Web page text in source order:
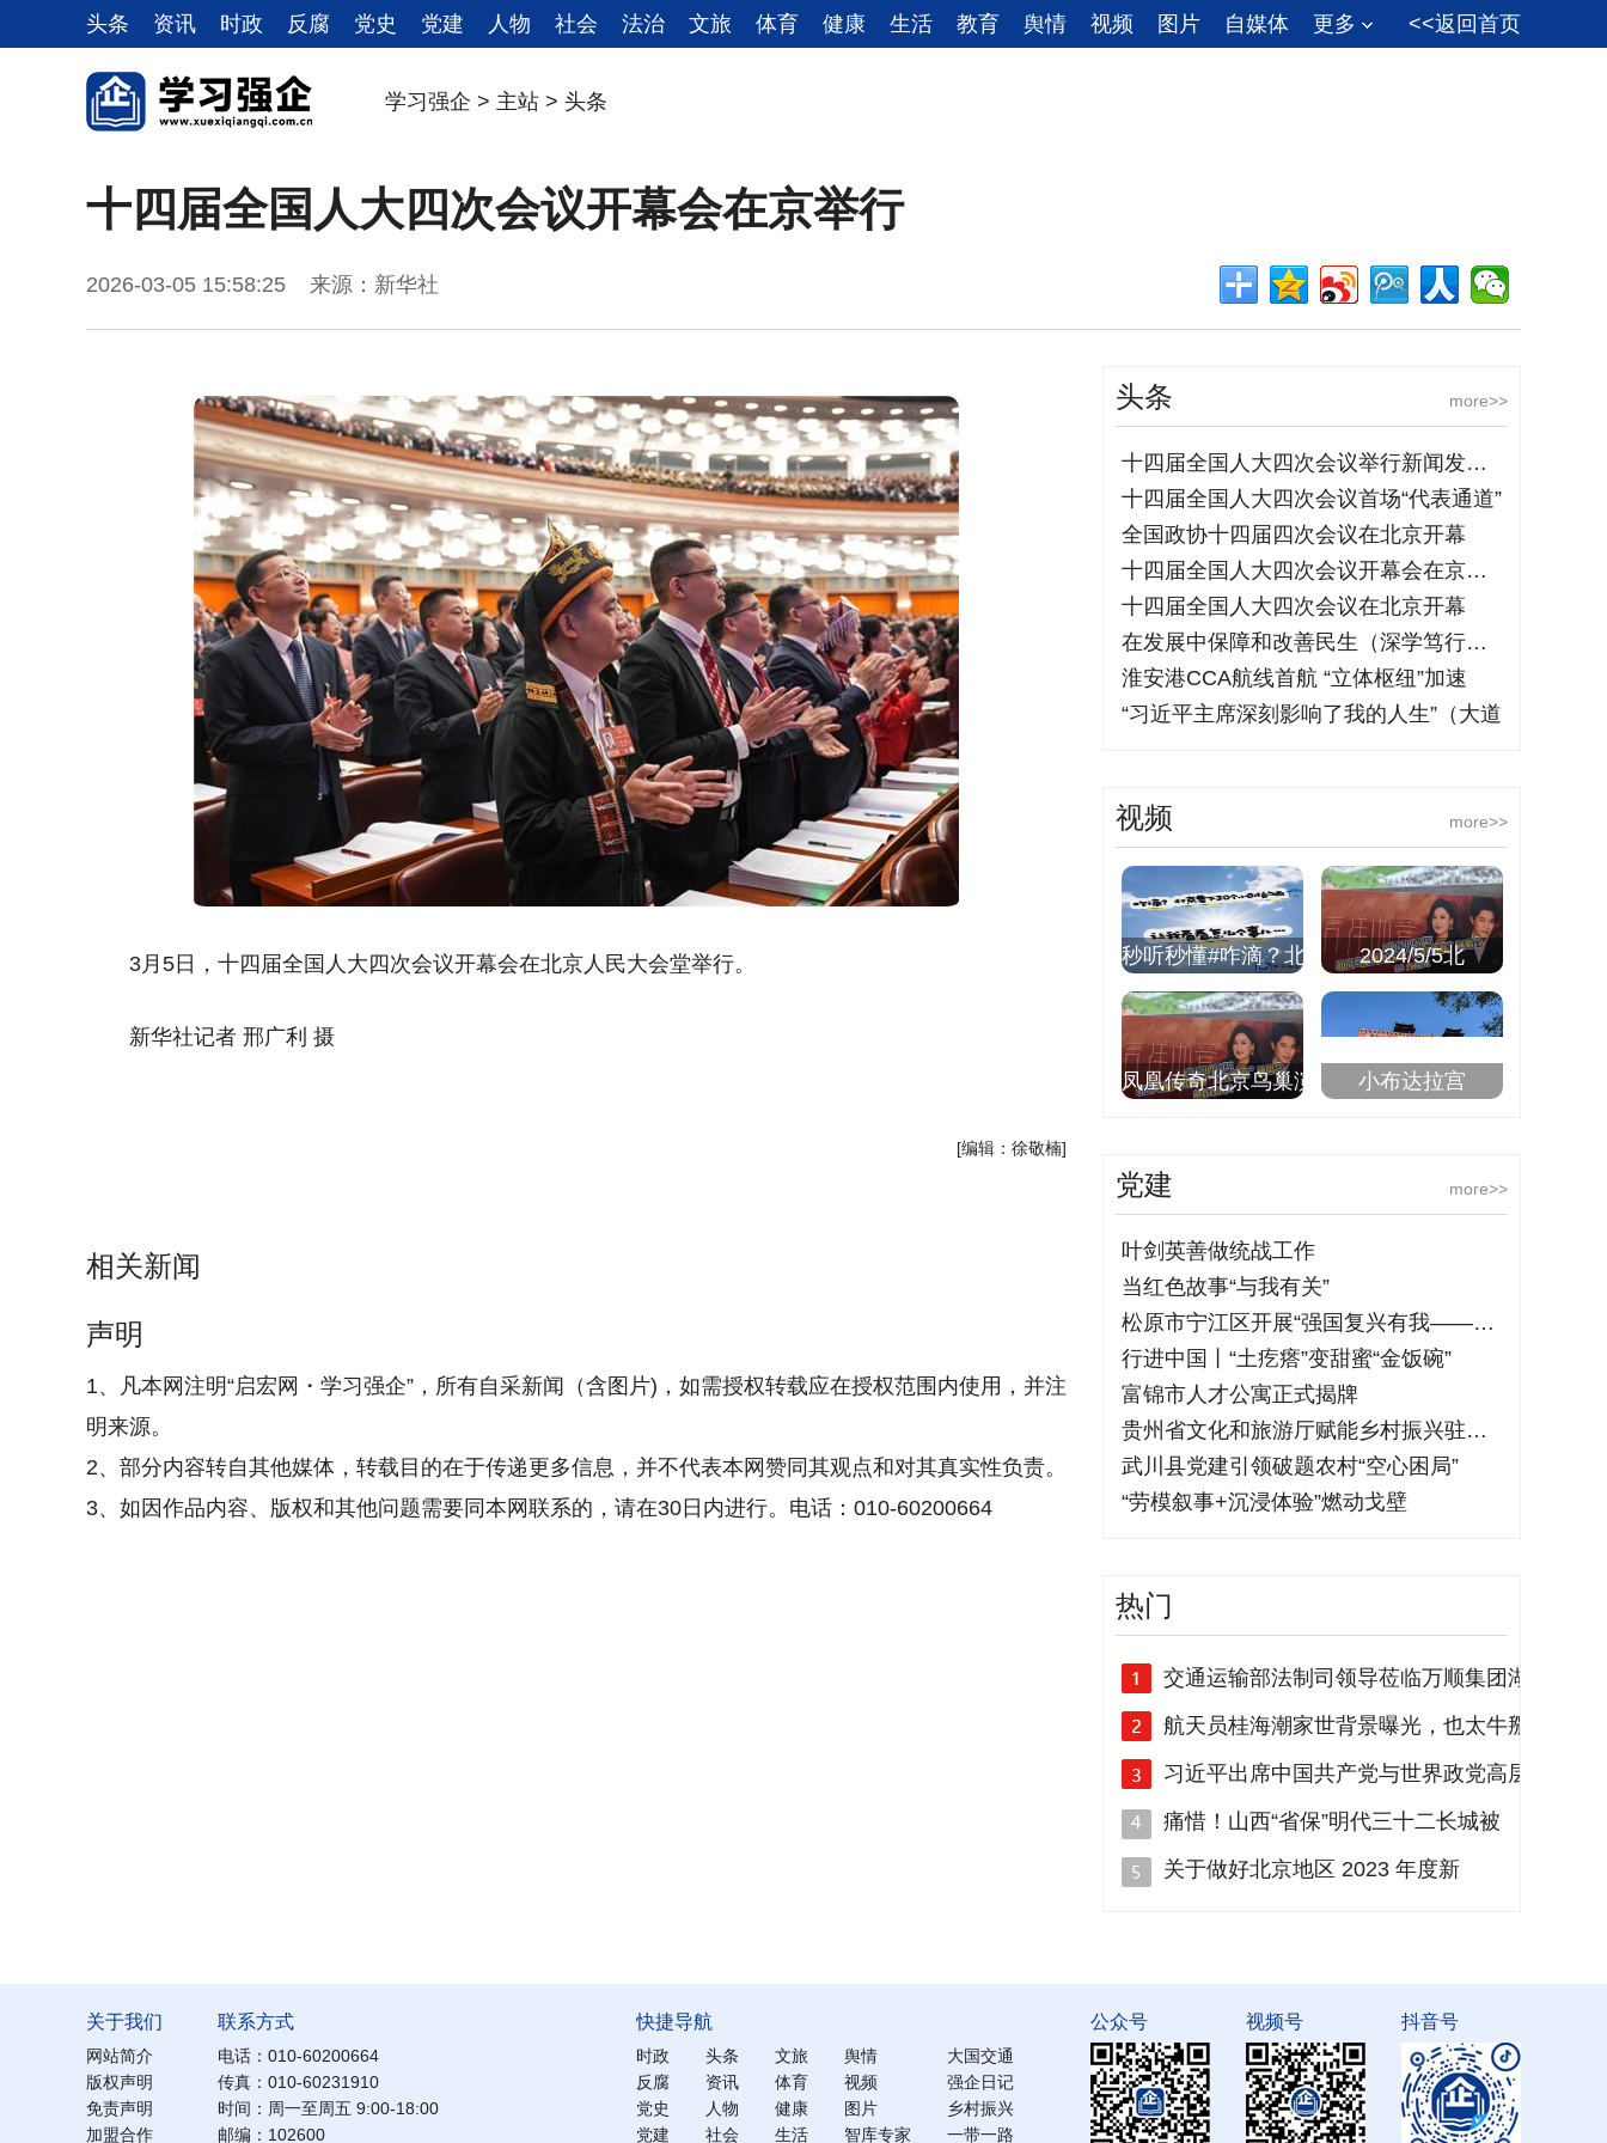
头条 资讯 时政 反腐 党史 党建 人物 社会 法治 文旅 体育 健康 生活 教育 舆情 视频 图片 自媒体 更多 <<返回首页
学习强企 > 主站 > 头条
十四届全国人大四次会议开幕会在京举行
2026-03-05 15:58:25 来源：新华社
3月5日，十四届全国人大四次会议开幕会在北京人民大会堂举行。
新华社记者 邢广利 摄
[编辑：徐敬楠]
相关新闻
声明
1、凡本网注明“启宏网・学习强企”，所有自采新闻（含图片)，如需授权转载应在授权范围内使用，并注
明来源。
2、部分内容转自其他媒体，转载目的在于传递更多信息，并不代表本网赞同其观点和对其真实性负责。
3、如因作品内容、版权和其他问题需要同本网联系的，请在30日内进行。电话：010-60200664
more>>
头条
十四届全国人大四次会议举行新闻发布会
十四届全国人大四次会议首场“代表通道”
全国政协十四届四次会议在北京开幕
十四届全国人大四次会议开幕会在京举行
十四届全国人大四次会议在北京开幕
在发展中保障和改善民生（深学笃行阐释习
淮安港CCA航线首航 “立体枢纽”加速
“习近平主席深刻影响了我的人生”（大道
more>>
视频
秒听秒懂#咋滴？北 2024/5/5北
凤凰传奇北京鸟巢演 小布达拉宫
more>>
党建
叶剑英善做统战工作
当红色故事“与我有关”
松原市宁江区开展“强国复兴有我——铭记
行进中国丨“土疙瘩”变甜蜜“金饭碗”
富锦市人才公寓正式揭牌
贵州省文化和旅游厅赋能乡村振兴驻村干部
武川县党建引领破题农村“空心困局”
“劳模叙事+沉浸体验”燃动戈壁
热门
交通运输部法制司领导莅临万顺集团湖
航天员桂海潮家世背景曝光，也太牛掰
习近平出席中国共产党与世界政党高层
痛惜！山西“省保”明代三十二长城被
关于做好北京地区 2023 年度新
关于我们
网站简介
版权声明
免责声明
加盟合作
联系方式
电话：010-60200664
传真：010-60231910
时间：周一至周五 9:00-18:00
邮编：102600
快捷导航
时政
反腐
党史
党建
头条
资讯
人物
社会
文旅
体育
健康
生活
舆情
视频
图片
智库专家
大国交通
强企日记
乡村振兴
一带一路
公众号 视频号 抖音号